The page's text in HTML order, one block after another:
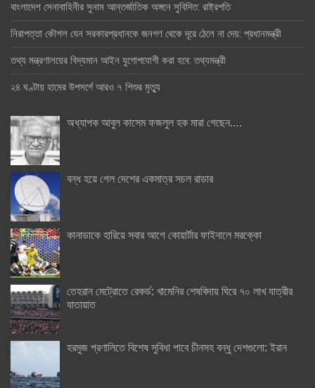
বাংলাদেশ সেনাবাহিনীর সুনাম আন্তর্জাতিক অঙ্গনে সুবিদিত: রাষ্ট্রপতি
নিরাপত্তা কৌশল যেন সরকারপ্রধানকে জনগণ থেকে দূরে ঠেলে না দেয়: প্রধানমন্ত্রী
তথ্য মন্ত্রণালয়ের বিদ্যমান আইন যুগোপযোগী করা হবে: তথ্যমন্ত্রী
২৪ ঘণ্টায় হামের উপসর্গে আরও ৭ শিশুর মৃত্যু
অধ্যাপক আবুল কাসেম ফজলুল হক মারা গেছেন….
বন্ধ হয়ে গেল দেশের একমাত্র সচল রাডার
কানাডাকে হারিয়ে সবার আগে কোয়ার্টার ফাইনালে মরক্কো
তেহরান মেট্রোতে রেকর্ড: খামেনির শেষবিদায় ঘিরে ৭০ লাখ যাত্রীর
যাতায়াত
হরমুজ প্রণালিতে বিশেষ সুবিধা পাবে চীনসহ বন্ধু দেশগুলো: ইরান